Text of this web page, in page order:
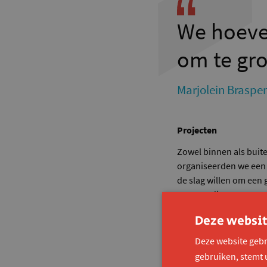
We
om te
Marjolein
Projecten
Zowel binnen als
organiseerden we
de slag willen om
mensen die geen
het team 3
opvangcentrum, of
Deze
Deze website
gebruiken, stemt